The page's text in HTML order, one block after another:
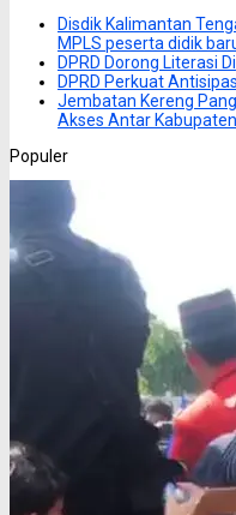
Disdik Kalimantan
MPLS peserta didik
DPRD Dorong Literasi
DPRD Perkuat
Jembatan Kereng
Akses Antar
Populer